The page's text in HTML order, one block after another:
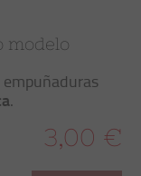
modelo
.
3,00 €